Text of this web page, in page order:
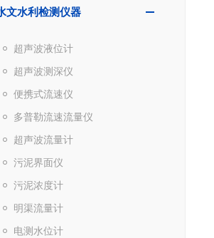
文水利检测仪器
超声波液位计
超声波测深仪
便携式流速仪
多普勒流速流量仪
超声波流量计
污泥界面仪
污泥浓度计
明渠流量计
电测水位计